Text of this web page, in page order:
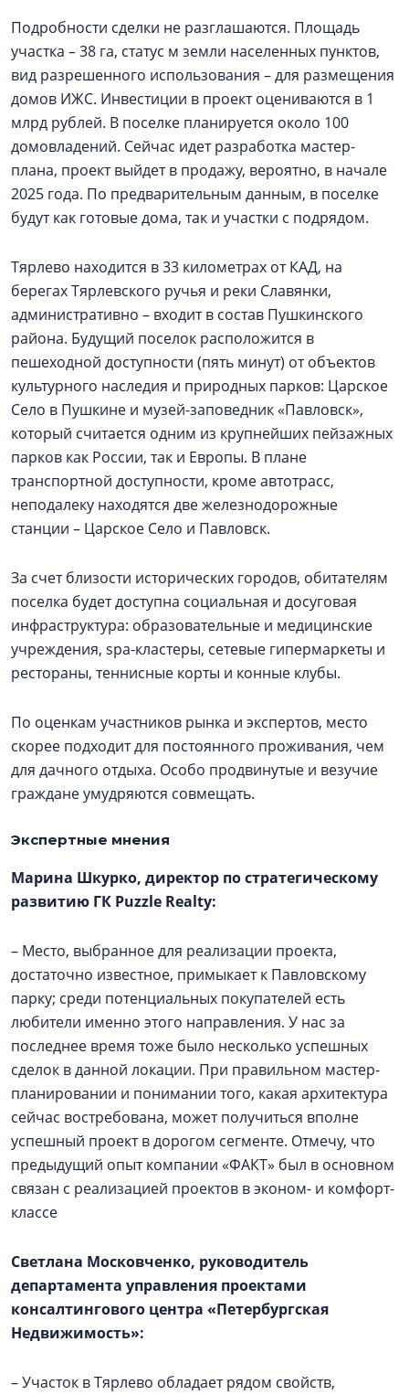
Подробности сделки не разглашаются. Площадь
участка – 38 га, статус м земли населенных пунктов,
вид разрешенного использования – для размещения
домов ИЖС. Инвестиции в проект оцениваются в 1
млрд рублей. В поселке планируется около 100
домовладений. Сейчас идет разработка мастер-
плана, проект выйдет в продажу, вероятно, в начале
2025 года. По предварительным данным, в поселке
будут как готовые дома, так и участки с подрядом.
Тярлево находится в 33 километрах от КАД, на
берегах Тярлевского ручья и реки Славянки,
административно – входит в состав Пушкинского
района. Будущий поселок расположится в
пешеходной доступности (пять минут) от объектов
культурного наследия и природных парков: Царское
Село в Пушкине и музей-заповедник «Павловск»,
который считается одним из крупнейших пейзажных
парков как России, так и Европы. В плане
транспортной доступности, кроме автотрасс,
неподалеку находятся две железнодорожные
станции – Царское Село и Павловск.
За счет близости исторических городов, обитателям
поселка будет доступна социальная и досуговая
инфраструктура: образовательные и медицинские
учреждения, spa-кластеры, сетевые гипермаркеты и
рестораны, теннисные корты и конные клубы.
По оценкам участников рынка и экспертов, место
скорее подходит для постоянного проживания, чем
для дачного отдыха. Особо продвинутые и везучие
граждане умудряются совмещать.
Экспертные мнения
Марина Шкурко, директор по стратегическому
развитию ГК Puzzle Realty:
– Место, выбранное для реализации проекта,
достаточно известное, примыкает к Павловскому
парку; среди потенциальных покупателей есть
любители именно этого направления. У нас за
последнее время тоже было несколько успешных
сделок в данной локации. При правильном мастер-
планировании и понимании того, какая архитектура
сейчас востребована, может получиться вполне
успешный проект в дорогом сегменте. Отмечу, что
предыдущий опыт компании «ФАКТ» был в основном
связан с реализацией проектов в эконом- и комфорт-
классе
Светлана Московченко, руководитель
департамента управления проектами
консалтингового центра «Петербургская
Недвижимость»:
– Участок в Тярлево обладает рядом свойств,